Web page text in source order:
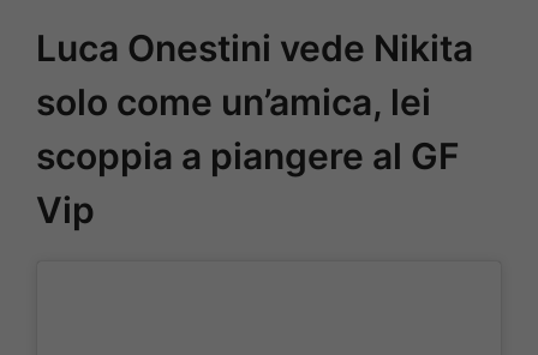
Luca Onestini vede Nikita
solo come un’amica, lei
scoppia a piangere al GF
Vip